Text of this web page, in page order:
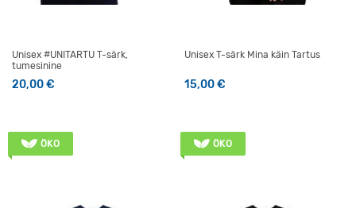
Unisex #UNITARTU T-särk,
tumesinine
20,00€
Unisex T-särk Mina käin Tartus
15,00€
ÖKO ÖKO